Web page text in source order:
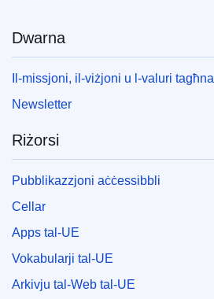
Dwarna
Il-missjoni, il-viżjoni u l-valuri tagħna
Newsletter
Riżorsi
Pubblikazzjoni aċċessibbli
Cellar
Apps tal-UE
Vokabularji tal-UE
Arkivju tal-Web tal-UE